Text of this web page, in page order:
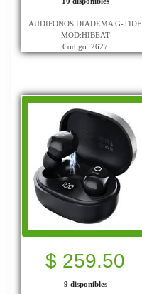
AUDIFONOS DIADEMA G-TIDE
MOD:HIBEAT
Codigo: 2627
$ 259.50
9 disponibles